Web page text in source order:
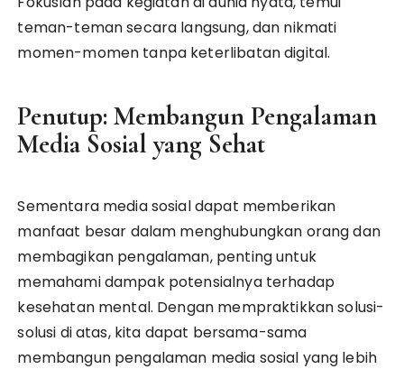
teman-teman secara langsung, dan nikmati
momen-momen tanpa keterlibatan digital.
Penutup: Membangun Pengalaman
Media Sosial yang Sehat
Sementara media sosial dapat memberikan
manfaat besar dalam menghubungkan orang dan
membagikan pengalaman, penting untuk
memahami dampak potensialnya terhadap
kesehatan mental. Dengan mempraktikkan solusi-
solusi di atas, kita dapat bersama-sama
membangun pengalaman media sosial yang lebih